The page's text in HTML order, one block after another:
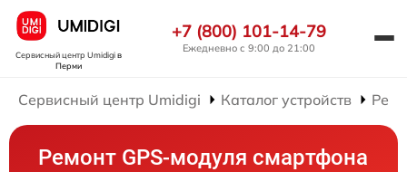
Сервисный центр Umidigiв
Перми
+7 (800) 101-14-79
Ежедневно с 9:00 до 21:00
Сервисный центр Umidigi Каталог устройств
Ремонт GPS-модуля смартфона